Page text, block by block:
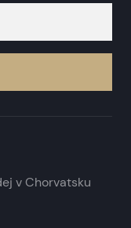
v Chorvatsku